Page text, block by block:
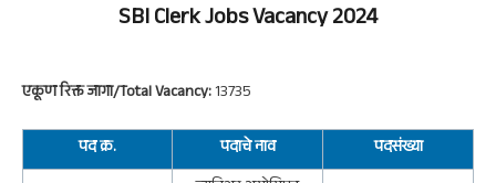
SBI Clerk Jobs Vacancy 2024
एकूण रिक्त जागा/Total Vacancy:13735
पद क्र. पदाचे नाव पदसंख्या